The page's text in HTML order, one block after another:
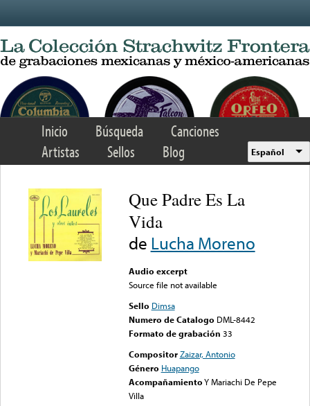
Inicio Búsqueda
Canciones
Artistas
Sellos Blog Español
Que Padre Es La
Vida
de Lucha Moreno
Audio excerpt
Source file not available
Sello Dimsa
Numero de Catalogo DML-8442
Formato de grabación 33
Compositor Zaizar, Antonio
Género Huapango
AcompañamientoY Mariachi De Pepe
Villa